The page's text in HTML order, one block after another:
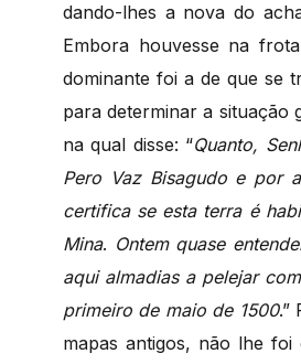
dando-lhes a nova do
Embora houvesse na
dominante foi a de que se
para determinar a situação
na qual disse: “Quanto,
Pero Vaz Bisagudo e por
certifica se esta terra é
Mina. Ontem quase
aqui almadias a pelejar
primeiro de maio de 1500.”
mapas antigos, não lhe